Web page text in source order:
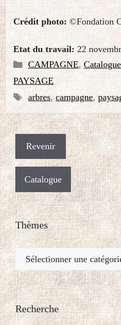
Crédit photo: ©Fondation
Etat du travail: 22
Catégories
CAMPAGNE,
PAYSAGE
Étiquettes
arbres, campagne,
Catalogue
Thèmes
Thèmes
Recherche